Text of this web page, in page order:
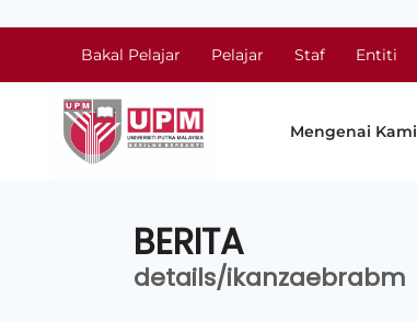
Bakal Pelajar Pelajar Staf Entiti
Mengenai Kami
BERITA
details/ikanzaebrabm